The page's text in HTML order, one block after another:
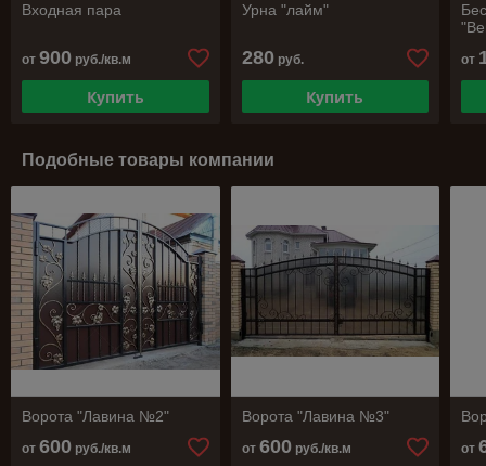
Входная пара
от 900 руб./кв.м
Купить
Урна "лайм"
280руб.
Купить
от
Подобные товары компании
Ворота "Лавина №2"
от 600 руб./кв.м
Ворота "Лавина №3"
от 600руб./кв.м от